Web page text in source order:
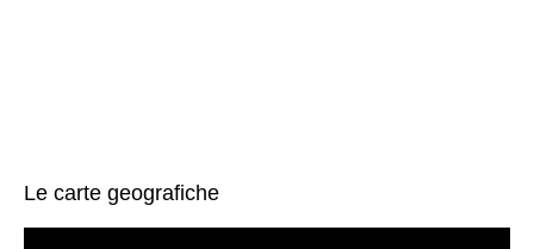
Le carte geografiche